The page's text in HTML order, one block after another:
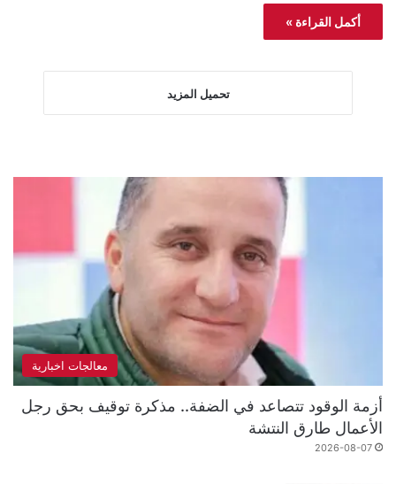
أكمل القراءة »
تحميل المزيد
معالجات اخبارية
أزمة الوقود تتصاعد في الضفة.. مذكرة توقيف بحق رجل
الأعمال طارق النتشة
2026-08-07